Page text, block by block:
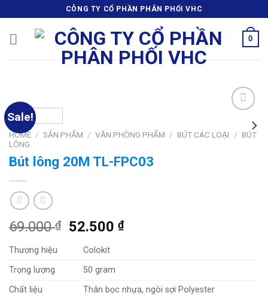
to
content
CÔNG TY CỔ PHẦN PHÂN PHỐI VHC
0
Sale!
Add
to
HOME / SẢN PHẨM / VĂN PHÒNG PHẨM / BÚT CÁC LOẠI / BÚT
LÔNG
Bút lông 20M TL-FPC03
69.000₫ 52.500₫
Thương hiệu
Colokit
Trọng lượng
50 gram
Chất liệu
Thân bọc nhựa, ngòi sợi Polyester